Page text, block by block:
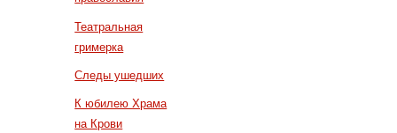
Театральная
гримерка
Следы ушедших
К юбилею Храма
на Крови